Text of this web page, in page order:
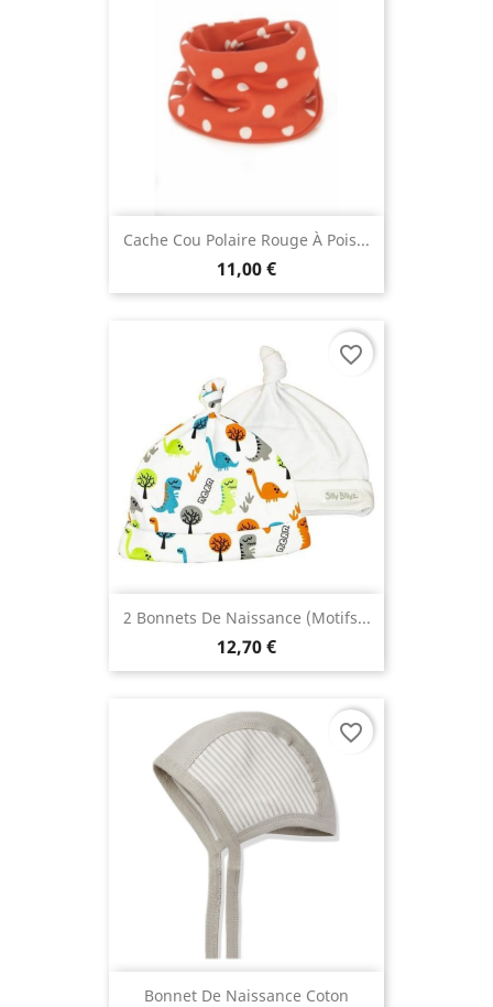
Cache Cou Polaire Rouge À Pois...
11,00 €
2 Bonnets De Naissance (motifs...
12,70 €
favorite_border
Bonnet De Naissance Coton
favorite_border